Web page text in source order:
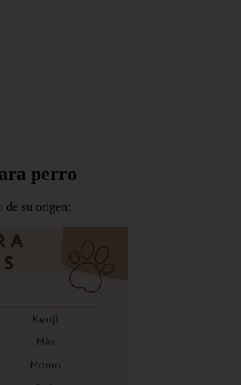
perro
de su origen: